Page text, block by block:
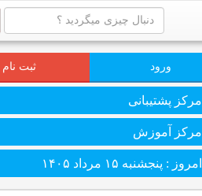
ورود ثبت نام
مرکز پشتیبانی
مرکز آموزش
امروز : پنجشنبه ۱۵ مرداد ۱۴۰۵